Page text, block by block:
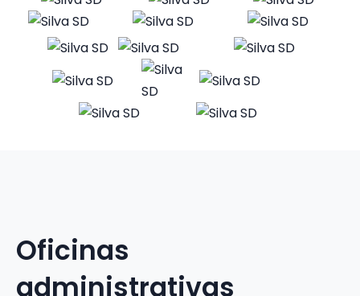
Oficinas
administrativas